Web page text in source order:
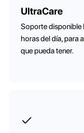
UltraCare
Soporte disponible
horas del día, para
que pueda tener.